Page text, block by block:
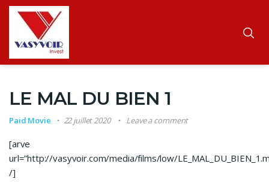
LE MAL DU BIEN 1
Paid Movie 22 juillet 2020 Leave a comment
[arve
url=”http://vasyvoir.com/media/films/low/
/]